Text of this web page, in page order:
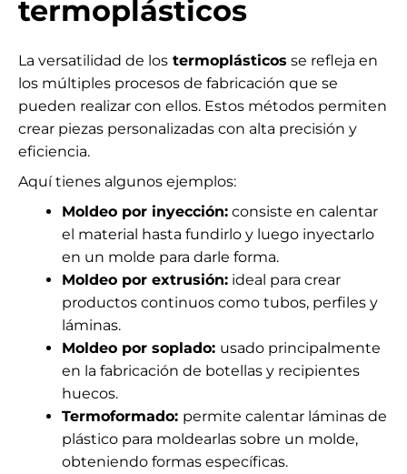
termoplásticos
La versatilidad de los termoplásticos se refleja en
los múltiples procesos de fabricación que se
pueden realizar con ellos. Estos métodos permiten
crear piezas personalizadas con alta precisión y
eficiencia.
Aquí tienes algunos ejemplos:
Moldeo por inyección: consiste en calentar
el material hasta fundirlo y luego inyectarlo
en un molde para darle forma.
Moldeo por extrusión: ideal para crear
productos continuos como tubos, perfiles y
láminas.
Moldeo por soplado: usado principalmente
en la fabricación de botellas y recipientes
huecos.
Termoformado: permite calentar láminas de
plástico para moldearlas sobre un molde,
obteniendo formas específicas.